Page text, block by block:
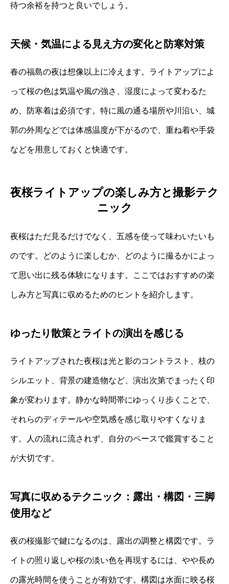
待つ余裕を持つと良いでしょう。
天候・気温による見え方の変化と防寒対策
春の福島の夜は想像以上に冷えます。ライトアップによ
って桜の色は気温や風の強さ、湿度によって変わるた
め、防寒着は必須です。特に風の通る場所や川沿い、城
郭の外周などでは体感温度が下がるので、重ね着や手袋
などを用意しておくと快適です。
夜桜ライトアップの楽しみ方と撮影テク
ニック
夜桜はただ見るだけでなく、五感を使って味わいたいも
のです。どのように楽しむか、どのように撮るかによっ
て思い出に残る体験になります。ここではおすすめの楽
しみ方と写真に収めるためのヒントを紹介します。
ゆったり散策とライトの演出を感じる
ライトアップされた夜桜は光と影のコントラスト、枝の
シルエット、背景の建造物など、演出次第でまったく印
象が変わります。静かな時間帯にゆっくり歩くことで、
それらのディテールや空気感を感じ取りやすくなりま
す。人の流れに流されず、自分のペースで鑑賞すること
が大切です。
写真に収めるテクニック：露出・構図・三脚
使用など
夜の桜撮影で鍵になるのは、露出の調整と構図です。ラ
イトの照り返しや桜の淡い色を再現するには、やや長め
の露光時間を使うことが有効です。構図は水面に映る桜